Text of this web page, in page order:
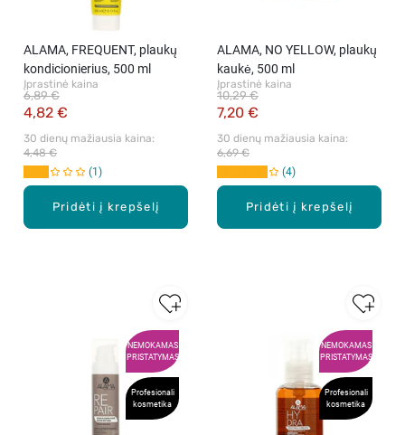
Pridėti į krepšelį
ALAMA, FREQUENT, plaukų
kondicionierius, 500 ml
Įprastinė kaina
4,82 €
6,89 €
30 dienų mažiausia kaina:
4,48 €
1
Pridėti į krepšelį
ALAMA, NO YELLOW, plaukų
kaukė, 500 ml
Įprastinė kaina
7,20 €
10,29 €
30 dienų mažiausia kaina:
6,69 €
4
NEMOKAMAS
PRISTATYMAS
Profesionali
kosmetika
NEMOKAMAS
PRISTATYMAS
Profesionali
kosmetika